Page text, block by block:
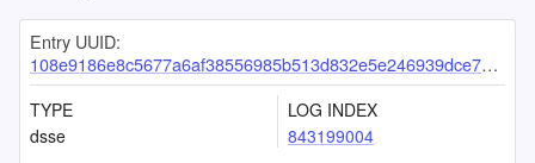
Entry UUID:
108e9186e8c5677a6af38556985b513d832e5e246939dce7ad1e0b59ccb32dd56ee777b16cc4e289
TYPE
dsse
LOG INDEX
843199004